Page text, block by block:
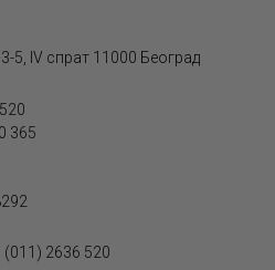
5, IV спрат 11000 Београд
365
(011) 2636 520